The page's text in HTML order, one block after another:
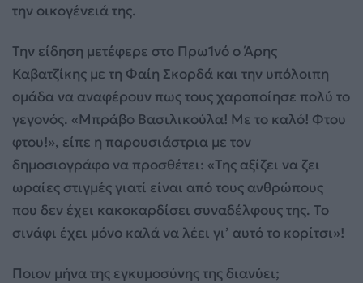
την οικογένειά της.
Την είδηση μετέφερε στο Πρω1νό ο Άρης
Καβατζίκης με τη Φαίη Σκορδά και την υπόλοιπη
ομάδα να αναφέρουν πως τους χαροποίησε πολύ το
γεγονός. «Μπράβο Βασιλικούλα! Με το καλό! Φτου
φτου!», είπε η παρουσιάστρια με τον
δημοσιογράφο να προσθέτει: «Της αξίζει να ζει
ωραίες στιγμές γιατί είναι από τους ανθρώπους
που δεν έχει κακοκαρδίσει συναδέλφους της. Το
σινάφι έχει μόνο καλά να λέει γι’ αυτό το κορίτσι»!
Ποιον μήνα της εγκυμοσύνης της διανύει;